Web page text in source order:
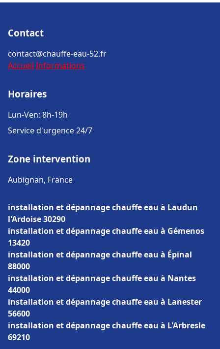
Contact
contact@chauffe-eau-52.fr
Accueil Informations
Horaires
Lun-Ven: 8h-19h
Service d'urgence 24/7
Zone intervention
Aubignan, France
installation et dépannage chauffe eau à Laudun
l'Ardoise 30290
installation et dépannage chauffe eau à Gémenos
13420
installation et dépannage chauffe eau à Épinal
88000
installation et dépannage chauffe eau à Nantes
44000
installation et dépannage chauffe eau à Lanester
56600
installation et dépannage chauffe eau à L'Arbresle
69210